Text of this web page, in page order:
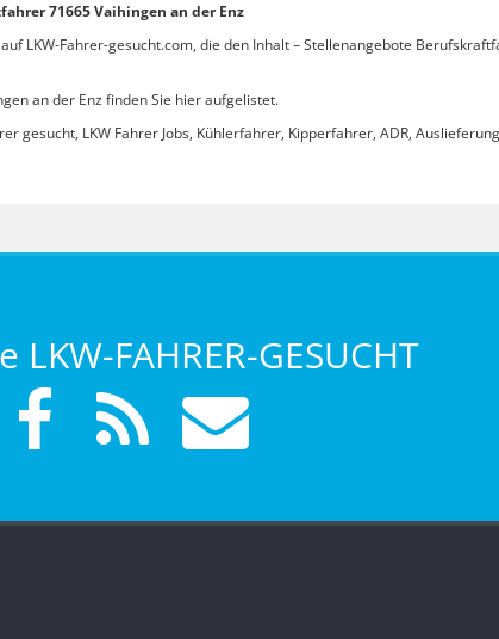
71665 Vaihingen an der Enz
LKW-Fahrer-gesucht.com, die den Inhalt – Stellenangebote
an der Enz finden Sie hier aufgelistet.
LKW Fahrer Jobs, Kühlerfahrer, Kipperfahrer, ADR,
LKW-FAHRER-GESUCHT